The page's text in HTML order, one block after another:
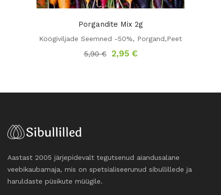
Porgandite Mix 2g
Köögiviljade Seemned -50%, Porgand,peet
5,90€ Algne
2,95 €Praegune
Aastast 2005 järjepidevalt tegutsenud aiandusalane
veebikaubamaja, mis on spetsialiseerunud sibullillede ja
haruldaste püsikute müügile.